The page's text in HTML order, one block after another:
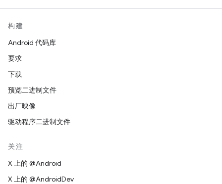
构建
Android 代码库
要求
下载
预览二进制文件
出厂映像
驱动程序二进制文件
关注
X 上的 @Android
X 上的 @AndroidDev